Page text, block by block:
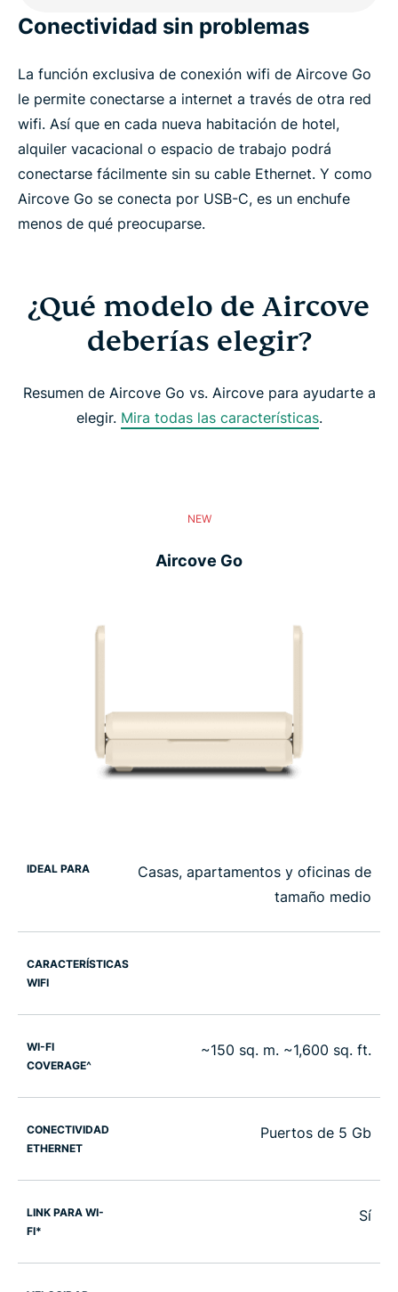
Conectividad sin problemas
La función exclusiva de conexión wifi de Aircove Go
le permite conectarse a internet a través de otra red
wifi. Así que en cada nueva habitación de hotel,
alquiler vacacional o espacio de trabajo podrá
conectarse fácilmente sin su cable Ethernet. Y como
Aircove Go se conecta por USB-C, es un enchufe
menos de qué preocuparse.
¿Qué modelo de Aircove
deberías elegir?
Resumen de Aircove Go vs. Aircove para ayudarte a
elegir. Mira todas las características.
NEW
Aircove Go
IDEAL PARA
Casas, apartamentos y oficinas de
tamaño medio
CARACTERÍSTICAS
WIFI
WI-FI
COVERAGE^
~150 sq. m. ~1,600 sq. ft.
CONECTIVIDAD
ETHERNET
Puertos de 5 Gb
LINK PARA WI-
FI*
Sí